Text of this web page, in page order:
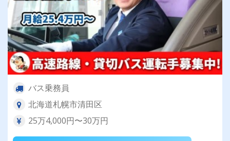
バス乗務員
北海道札幌市清田区
25万4,000円〜30万円